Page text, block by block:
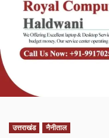
उत्तराखंड नैनीताल